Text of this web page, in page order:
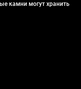
камни могут хранить